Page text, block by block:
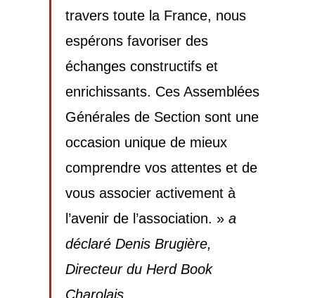
travers toute la France, nous
espérons favoriser des
échanges constructifs et
enrichissants. Ces Assemblées
Générales de Section sont une
occasion unique de mieux
comprendre vos attentes et de
vous associer activement à
l’avenir de l’association. » a
déclaré Denis Brugière,
Directeur du Herd Book
Charolais